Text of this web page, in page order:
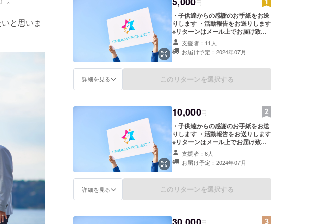
と思いま
円
・子供達からの感謝のお手紙をお送
りします ・活動報告をお送りします
※リターンはメール上でお届け致し
ます支援者：11人
お届け予定：2024年07月
詳細を見る このリターンを選択する
10,000円
・子供達からの感謝のお手紙をお送
りします ・活動報告をお送りします
※リターンはメール上でお届け致し
ます支援者：6人
お届け予定：2024年07月
詳細を見る このリターンを選択する